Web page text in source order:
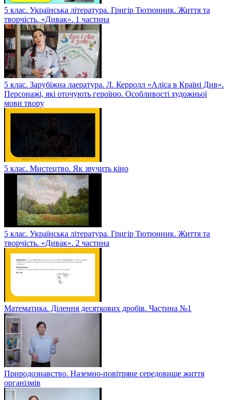
5 клас. Українська література. Григір Тютюнник. Життя та
творчість. «Дивак». 1 частина
5 клас. Зарубіжна лаература. Л. Керролл «Аліса в Країні Див».
Персонажі, які оточують героїню. Особливості художньої
мови твору
5 клас. Мистецтво. Як звучить кіно
5 клас. Українська література. Григір Тютюнник. Життя та
творчість. «Дивак». 2 частина
Математика. Ділення десяткових дробів. Частина №1
Природознавство. Наземно-повітряне середовище життя
організмів